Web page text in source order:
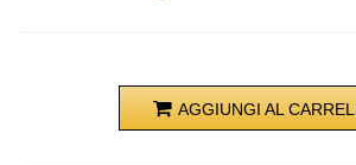
AGGIUNGI AL